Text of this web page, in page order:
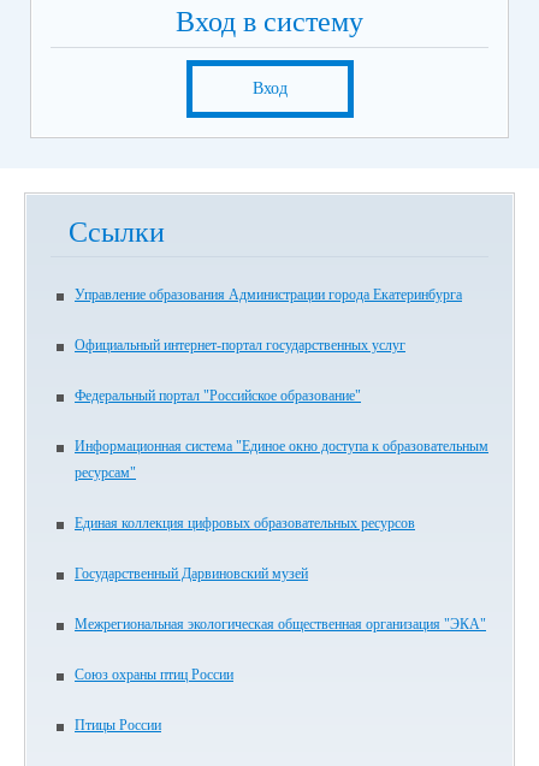
Вход в систему
Вход
Ссылки
Управление образования Администрации города Екатеринбурга
Официальный интернет-портал государственных услуг
Федеральный портал "Российское образование"
Информационная система "Единое окно доступа к образовательным
ресурсам"
Единая коллекция цифровых образовательных ресурсов
Государственный Дарвиновский музей
Межрегиональная экологическая общественная организация "ЭКА"
Союз охраны птиц России
Птицы России